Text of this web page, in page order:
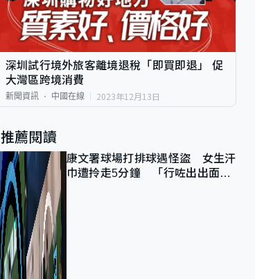
深圳試行境外旅客離境退稅「即買即退」 促
大灣區跨境消費
新聞資訊 中國在線 2023年12月13日
推薦閱讀
康文署球場打排球遇怪盜 女生汗
巾遭拎走5分鐘 「行咗出出面唔